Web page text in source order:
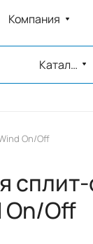
Компания
Каталог
On/Off
On/Off